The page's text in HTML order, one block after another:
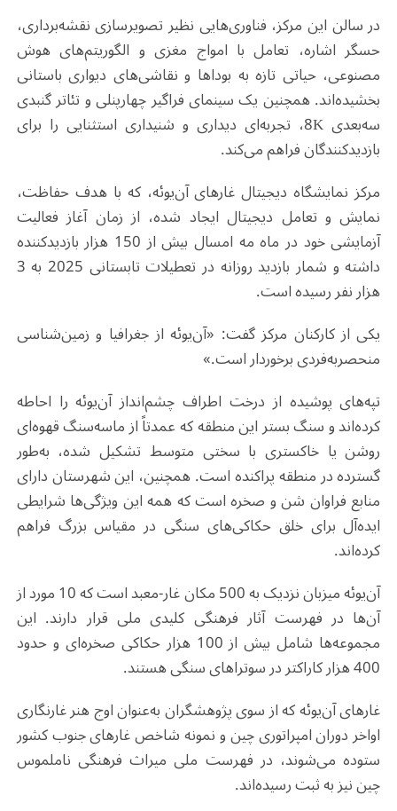
در سالن این مرکز، فناوری‌هایی نظیر تصویرسازی نقشه‌برداری،
حسگر اشاره، تعامل با امواج مغزی و الگوریتم‌های هوش
مصنوعی، حیاتی تازه به بوداها و نقاشی‌های دیواری باستانی
بخشیده‌اند. همچنین یک سینمای فراگیر چهار‌پنلی و تئاتر گنبدی
سه‌بعدی K 8، تجربه‌ای دیداری و شنیداری استثنایی را برای
بازدیدکنندگان فراهم می‌کند.
مرکز نمایشگاه دیجیتال غارهای آن‌یوئه، که با هدف حفاظت،
نمایش و تعامل دیجیتال ایجاد شده، از زمان آغاز فعالیت
آزمایشی خود در ماه مه امسال بیش از 150 هزار بازدیدکننده
داشته و شمار بازدید روزانه در تعطیلات تابستانی 2025 به 3
هزار نفر رسیده است.
یکی از کارکنان مرکز گفت: «آن‌یوئه از جغرافیا و زمین‌شناسی
منحصربه‌فردی برخوردار است.»
تپه‌های پوشیده از درخت اطراف چشم‌انداز آن‌یوئه را احاطه
کرده‌اند و سنگ بستر این منطقه که عمدتاً از ماسه‌سنگ قهوه‌ای
روشن یا خاکستری با سختی متوسط تشکیل شده، به‌طور
گسترده در منطقه پراکنده است. همچنین، این شهرستان دارای
منابع فراوان شن و صخره است که همه این ویژگی‌ها شرایطی
ایده‌آل برای خلق حکاکی‌های سنگی در مقیاس بزرگ فراهم
کرده‌اند.
آن‌یوئه میزبان نزدیک به 500 مکان غار-معبد است که 10 مورد از
آن‌ها در فهرست آثار فرهنگی کلیدی ملی قرار دارند. این
مجموعه‌ها شامل بیش از 100 هزار حکاکی صخره‌ای و حدود
400 هزار کاراکتر در سوتراهای سنگی هستند
.
غارهای آن‌یوئه که از سوی پژوهشگران به‌عنوان اوج هنر غارنگاری
اواخر دوران امپراتوری چین و نمونه شاخص غارهای جنوب کشور
ستوده می‌شوند، در فهرست ملی میراث فرهنگی ناملموس
چین نیز به ثبت رسیده‌اند.